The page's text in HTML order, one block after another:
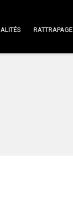
RATTRAPAGE